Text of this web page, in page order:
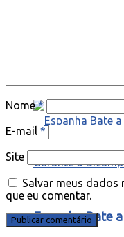
Da Glória de
Espanha Bate
Nome*
E-mail *
Site
Salvar meus dados
que eu comentar.